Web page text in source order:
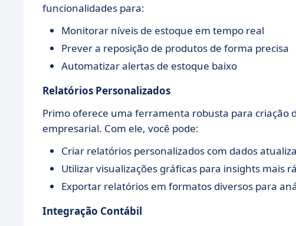
funcionalidades para:
Monitorar níveis de estoque em tempo real
Prever a reposição de produtos de forma precisa
Automatizar alertas de estoque baixo
Relatórios Personalizados
Primo oferece uma ferramenta robusta para criação
empresarial. Com ele, você pode:
Criar relatórios personalizados com dados
Utilizar visualizações gráficas para insights mais
Exportar relatórios em formatos diversos para
Integração Contábil